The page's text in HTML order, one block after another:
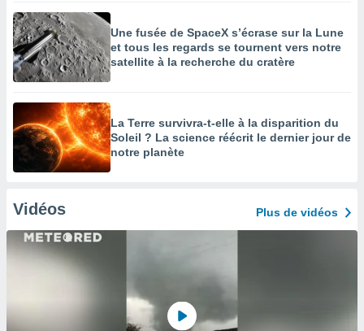
Une fusée de SpaceX s’écrase sur la Lune
et tous les regards se tournent vers notre
satellite à la recherche du cratère
La Terre survivra-t-elle à la disparition du
Soleil ? La science réécrit le dernier jour de
notre planète
Vidéos Plus de vidéos